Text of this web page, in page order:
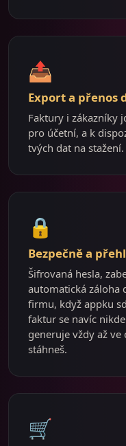
📤
Export a přenos
Faktury i zákazníky
pro účetní, a k
tvých dat na stažení.
🔒
Bezpečně a
Šifrovaná hesla,
automatická záloha
firmu, když appku
faktur se navíc
generuje vždy až
stáhneš.
🛒